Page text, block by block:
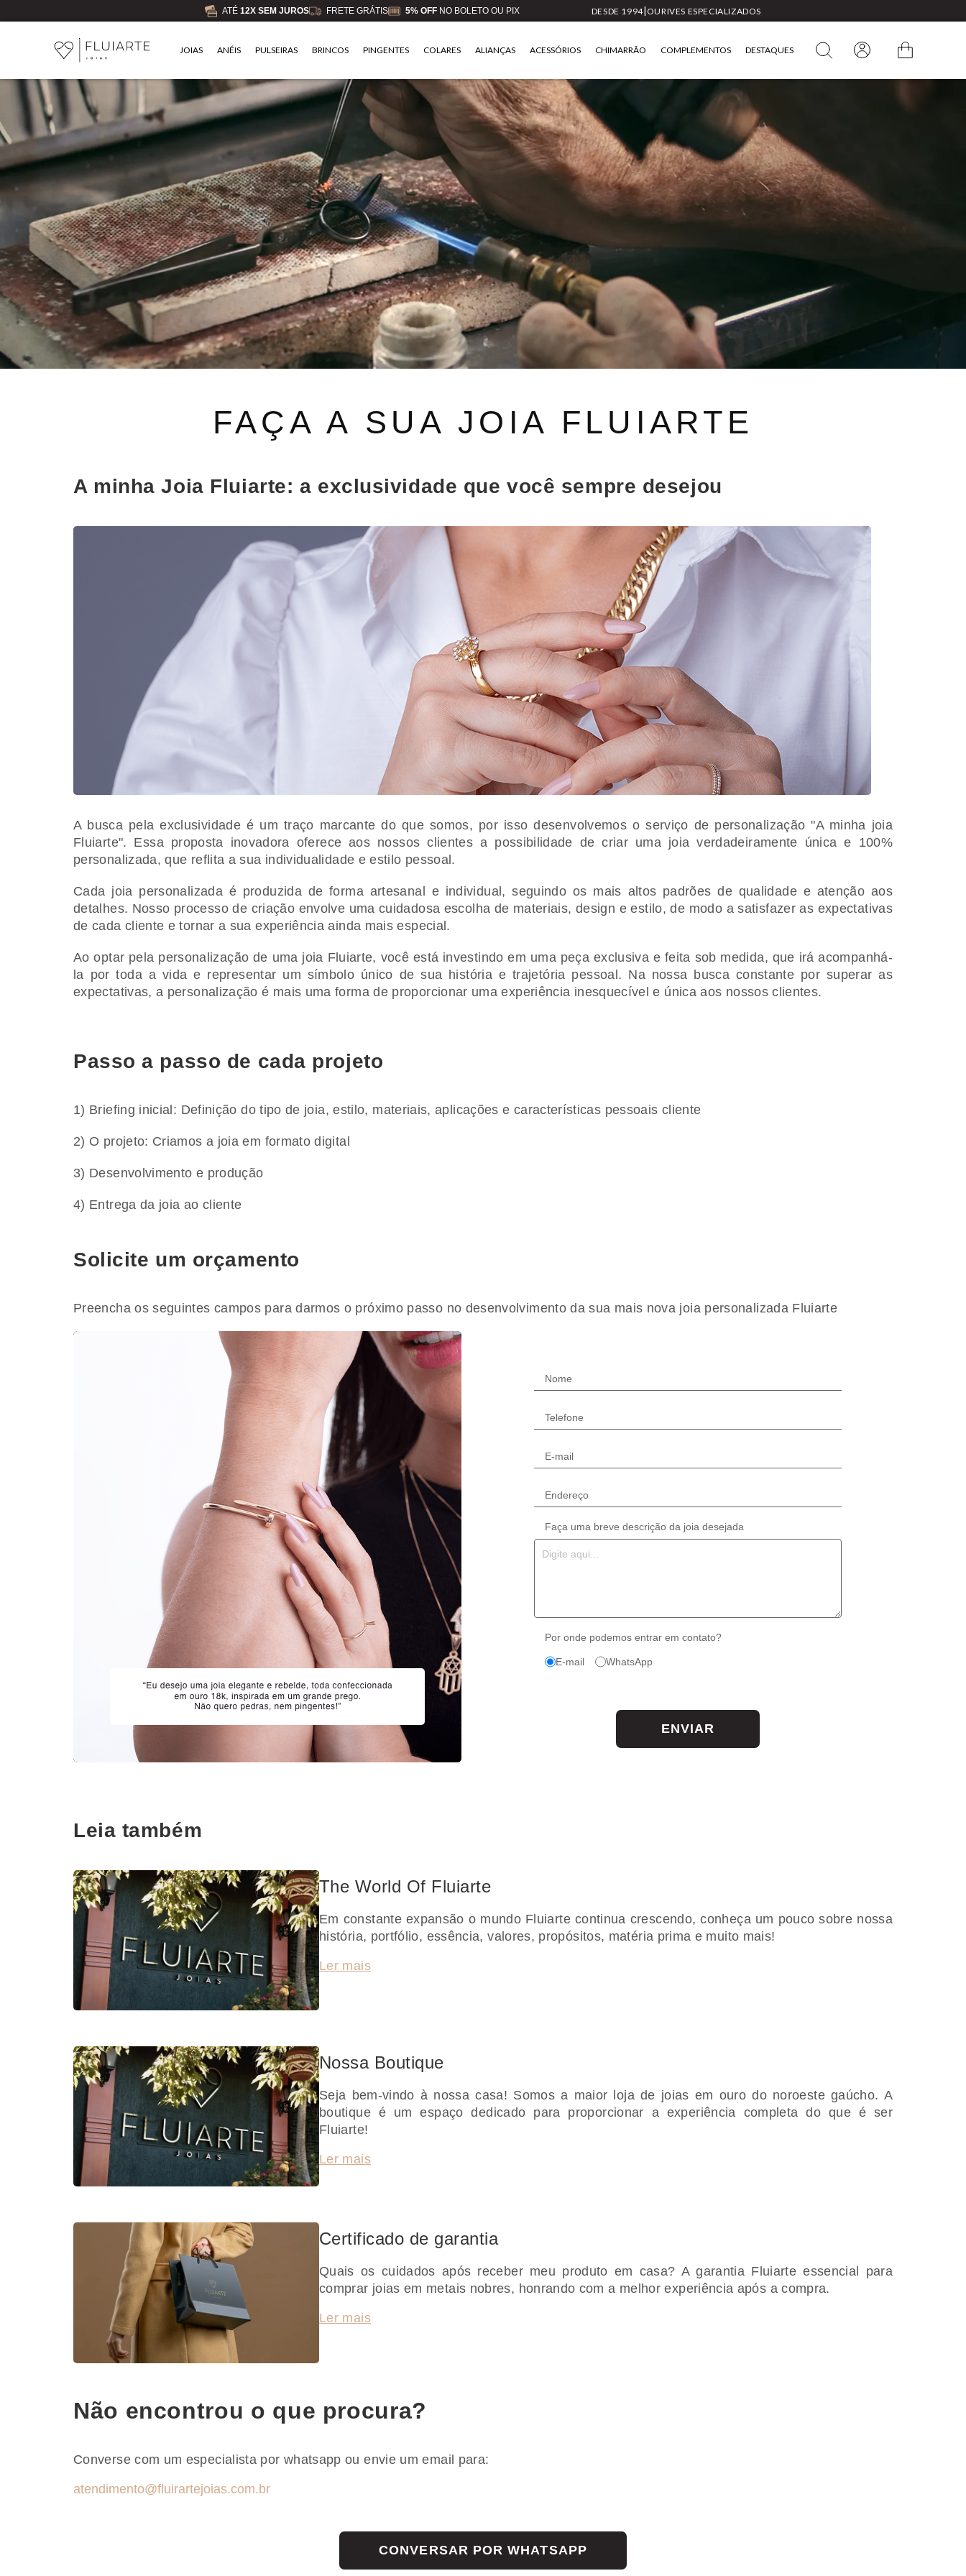
ATÉ 12X SEM JUROS FRETE GRÁTIS 5% OFFNO BOLETO OU PIX DESDE 1994| OURIVES ESPECIALIZADOS
JOIAS ANÉIS PULSEIRAS BRINCOS PINGENTES COLARES ALIANÇAS ACESSÓRIOS CHIMARRÃO COMPLEMENTOS DESTAQUES
FAÇA A SUA JOIA FLUIARTE
A minha Joia Fluiarte: a exclusividade que você sempre desejou
A busca pela exclusividade é um traço marcante do que somos, por isso desenvolvemos o serviço de personalização "A minha joia
Fluiarte". Essa proposta inovadora oferece aos nossos clientes a possibilidade de criar uma joia verdadeiramente única e 100%
personalizada, que reflita a sua individualidade e estilo pessoal.
Cada joia personalizada é produzida de forma artesanal e individual, seguindo os mais altos padrões de qualidade e atenção aos
detalhes. Nosso processo de criação envolve uma cuidadosa escolha de materiais, design e estilo, de modo a satisfazer as expectativas
de cada cliente e tornar a sua experiência ainda mais especial.
Ao optar pela personalização de uma joia Fluiarte, você está investindo em uma peça exclusiva e feita sob medida, que irá acompanhá-
la por toda a vida e representar um símbolo único de sua história e trajetória pessoal. Na nossa busca constante por superar as
expectativas, a personalização é mais uma forma de proporcionar uma experiência inesquecível e única aos nossos clientes.
Passo a passo de cada projeto
1) Briefing inicial: Definição do tipo de joia, estilo, materiais, aplicações e características pessoais cliente
2) O projeto: Criamos a joia em formato digital
3) Desenvolvimento e produção
4) Entrega da joia ao cliente
Solicite um orçamento
Preencha os seguintes campos para darmos o próximo passo no desenvolvimento da sua mais nova joia personalizada Fluiarte
Faça uma breve descrição da joia desejada
Por onde podemos entrar em contato?
E-mail WhatsApp
Leia também
The World Of Fluiarte
Em constante expansão o mundo Fluiarte continua crescendo, conheça um pouco sobre nossa
história, portfólio, essência, valores, propósitos, matéria prima e muito mais!
Ler mais
Nossa Boutique
Seja bem-vindo à nossa casa! Somos a maior loja de joias em ouro do noroeste gaúcho. A
boutique é um espaço dedicado para proporcionar a experiência completa do que é ser
Fluiarte!
Ler mais
Certificado de garantia
Quais os cuidados após receber meu produto em casa? A garantia Fluiarte essencial para
comprar joias em metais nobres, honrando com a melhor experiência após a compra.
Ler mais
Não encontrou o que procura?
Converse com um especialista por whatsapp ou envie um email para:
atendimento@fluirartejoias.com.br
CONVERSAR POR WHATSAPP